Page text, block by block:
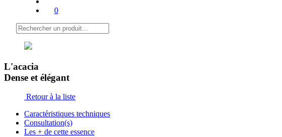
0
L'acacia
Dense et élégant
Retour à la liste
Caractéristiques techniques
Consultation(s)
Les + de cette essence